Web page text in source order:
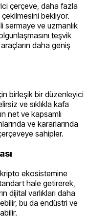
çerçeve, daha fazla
çekilmesini bekliyor.
sermaye ve uzmanlık
teşvik
daha geniş
birleşik bir düzenleyici
ve sıklıkla kafa
net ve kapsamlı
ve kararlarında
sahipler.
kripto ekosistemine
hale getirerek,
dijital varlıkları daha
bu da endüstri ve